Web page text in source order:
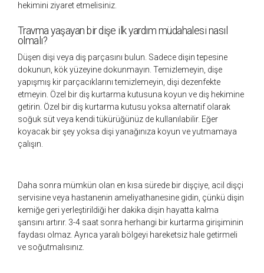
hekimini ziyaret etmelisiniz.
Travma yaşayan bir dişe ilk yardım müdahalesi nasıl
olmalı?
Düşen dişi veya diş parçasını bulun. Sadece dişin tepesine
dokunun, kök yüzeyine dokunmayın. Temizlemeyin, dişe
yapışmış kir parçacıklarını temizlemeyin, dişi dezenfekte
etmeyin. Özel bir diş kurtarma kutusuna koyun ve diş hekimine
getirin. Özel bir diş kurtarma kutusu yoksa alternatif olarak
soğuk süt veya kendi tükürüğünüz de kullanılabilir. Eğer
koyacak bir şey yoksa dişi yanağınıza koyun ve yutmamaya
çalışın.
Daha sonra mümkün olan en kısa sürede bir dişçiye, acil dişçi
servisine veya hastanenin ameliyathanesine gidin, çünkü dişin
kemiğe geri yerleştirildiği her dakika dişin hayatta kalma
şansını artırır. 3-4 saat sonra herhangi bir kurtarma girişiminin
faydası olmaz. Ayrıca yaralı bölgeyi hareketsiz hale getirmeli
ve soğutmalısınız.